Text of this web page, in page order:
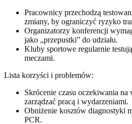
Pracownicy przechodzą
zmiany, by ograniczyć ryzyko
Organizatorzy konferencji
jako „przepustki” do udziału.
Kluby sportowe regularnie
meczami.
Lista korzyści i problemów:
Skrócenie czasu oczekiwania
zarządzać pracą i wydarzeniami.
Obniżenie kosztów diagnostyki
PCR.